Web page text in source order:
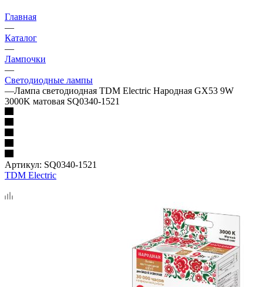
Главная
—
Каталог
—
Лампочки
—
Светодиодные лампы
—Лампа светодиодная TDM Electric Народная GX53 9W
3000K матовая SQ0340-1521
Артикул: SQ0340-1521
TDM Electric